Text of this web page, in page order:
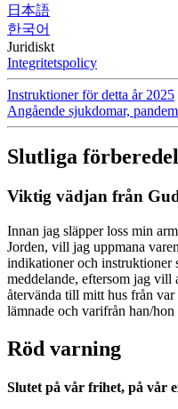
日本語
한국어
Juridiskt
Integritetspolicy
Instruktioner för detta år 2025
Angående sjukdomar,
Slutliga
Viktig vädjan från
Innan jag släpper loss min
Jorden, vill jag uppmana
indikationer och instruktioner
meddelande, eftersom jag vill
återvända till mitt hus från
lämnade och varifrån han/hon
Röd varning
Slutet på vår frihet, på vår